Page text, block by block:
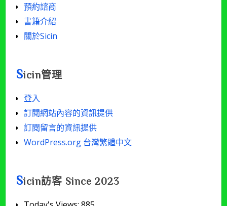
預約諮商
書籍介紹
關於Sicin
Sicin管理
登入
訂閱網站內容的資訊提供
訂閱留言的資訊提供
WordPress.org 台灣繁體中文
Sicin訪客 Since 2023